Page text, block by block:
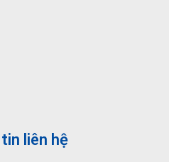
liên hệ